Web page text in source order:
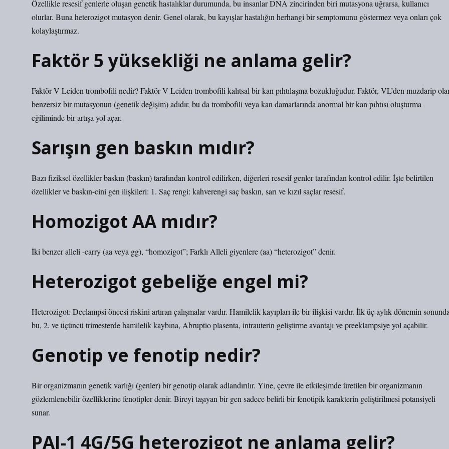
Özellikle resesif genlerle oluşan genetik hastalıklar durumunda, bu insanlar DNA zincirinden biri mutasyona uğrarsa, kullanıcı
olurlar. Buna heterozigot mutasyon denir. Genel olarak, bu kayışlar hastalığın herhangi bir semptomunu göstermez veya onları çok
kolaylaştırmaz.
Faktör 5 yüksekliği ne anlama gelir?
Faktör V Leiden trombofili nedir? Faktör V Leiden trombofili kalıtsal bir kan pıhtılaşma bozukluğudur. Faktör, VL’den muzdarip
benzersiz bir mutasyonun (genetik değişim) adıdır, bu da trombofili veya kan damarlarında anormal bir kan pıhtısı oluşturma
eğiliminde bir artışa yol açar.
Sarışın gen baskın mıdır?
Bazı fiziksel özellikler baskın (baskın) tarafından kontrol edilirken, diğerleri resesif genler tarafından kontrol edilir. İşte belirtilen
özellikler ve baskın-cini gen ilişkileri: 1. Saç rengi: kahverengi saç baskın, sarı ve kızıl saçlar resesif.
Homozigot AA mıdır?
İki benzer alleli -carry (aa veya gg), “homozigot”; Farklı Alleli giyenlere (aa) “heterozigot” denir.
Heterozigot gebeliğe engel mi?
Heterozigot: Declampsi öncesi riskini artıran çalışmalar vardır. Hamilelik kayıpları ile bir ilişkisi vardır. İlk üç aylık dönemin
bu, 2. ve üçüncü trimesterde hamilelik kaybına, Abruptio plasenta, intrauterin geliştirme avantajı ve preeklampsiye yol açabilir.
Genotip ve fenotip nedir?
Bir organizmanın genetik varlığı (genler) bir genotip olarak adlandırılır. Yine, çevre ile etkileşimde üretilen bir organizmanın
gözlemlenebilir özelliklerine fenotipler denir. Bireyi taşıyan bir gen sadece belirli bir fenotipik karakterin geliştirilmesi potansiyeli
sunar.
PAI-1 4G/5G heterozigot ne anlama gelir?